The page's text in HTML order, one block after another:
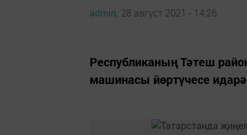
admin, 28 август 2021 - 14:26
Республиканың Тәтеш
машинасы йөртүчесе